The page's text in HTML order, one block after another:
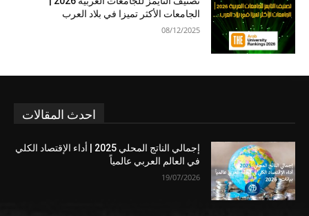
الجامعات الأكثر تميزا في بلاد العرب
08/12/2025
احدث المقالات
إجمالي الناتج المحلي 2025 | أداء الإقتصاد الكلي
في العالم العربي عالمياً
19/07/2026